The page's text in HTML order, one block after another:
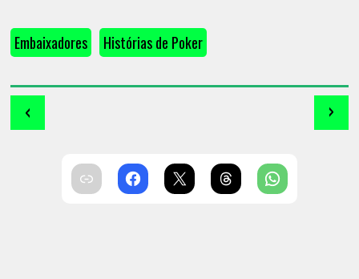
Embaixadores Histórias de Poker
‹ ›